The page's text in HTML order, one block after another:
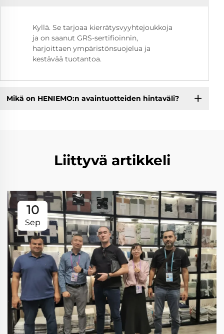
Kyllä. Se tarjoaa kierrätysvyyhtejoukkoja
ja on saanut GRS-sertifioinnin,
harjoittaen ympäristönsuojelua ja
kestävää tuotantoa.
Mikä on HENIEMO:n avaintuotteiden hintaväli?
Liittyvä artikkeli
10
Sep